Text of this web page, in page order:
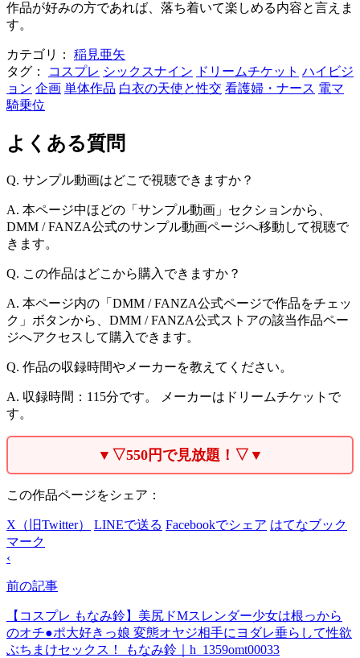
作品が好みの方であれば、落ち着いて楽しめる内容と言えま
す。
カテゴリ：
稲見亜矢
タグ：
コスプレ シックスナイン ドリームチケット ハイビジ
ョン 企画 単体作品 白衣の天使と性交 看護婦・ナース 電マ
騎乗位
よくある質問
Q. サンプル動画はどこで視聴できますか？
A. 本ページ中ほどの「サンプル動画」セクションから、
DMM / FANZA公式のサンプル動画ページへ移動して視聴で
きます。
Q. この作品はどこから購入できますか？
A. 本ページ内の「DMM / FANZA公式ページで作品をチェッ
ク」ボタンから、DMM / FANZA公式ストアの該当作品ペー
ジへアクセスして購入できます。
Q. 作品の収録時間やメーカーを教えてください。
A. 収録時間：115分です。 メーカーはドリームチケットで
す。
▼▽550円で見放題！▽▼
この作品ページをシェア：
X（旧Twitter） LINEで送る Facebookでシェア はてなブック
マーク
‹
前の記事
【コスプレ もなみ鈴】美尻ドMスレンダー少女は根っから
のオチ●ポ大好きっ娘 変態オヤジ相手にヨダレ垂らして性欲
ぶちまけセックス！ もなみ鈴｜h_1359omt00033